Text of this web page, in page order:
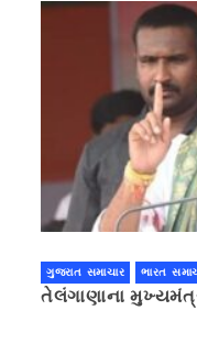
ગુજરાત સમાચાર ભારત
તેલંગાણાના